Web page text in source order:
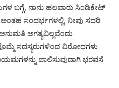
ಬಗ್ಗೆ, ನಾನು ಹಲವಾರು ಸಿಂಡಿಕೇಟ್
ಅಂತಹ ಸಂದರ್ಭಗಳಲ್ಲಿ, ನೀವು ಸದರಿ
ಅಗತ್ಯವಿಲ್ಲವೆಂದು
ಸದಸ್ಯರುಗಳಿಂದ ವಿರೋಧಗಳು
ಪಾಲಿಸುವುದಾಗಿ ಭರವಸೆ